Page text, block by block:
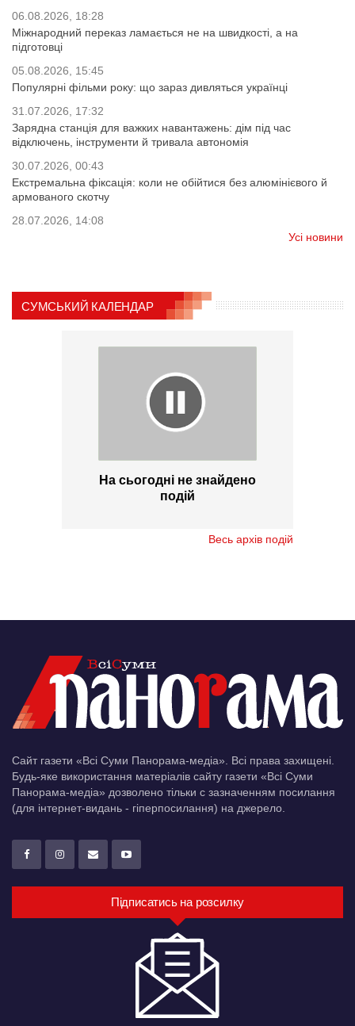
06.08.2026, 18:28
Міжнародний переказ ламається не на швидкості, а на
підготовці
05.08.2026, 15:45
Популярні фільми року: що зараз дивляться українці
31.07.2026, 17:32
Зарядна станція для важких навантажень: дім під час
відключень, інструменти й тривала автономія
30.07.2026, 00:43
Екстремальна фіксація: коли не обійтися без алюмінієвого й
армованого скотчу
28.07.2026, 14:08
Усі новини
СУМСЬКИЙ КАЛЕНДАР
На сьогодні не знайдено
подій
Весь архів подій
Сайт газети «Всі Суми Панорама-медіа». Всі права захищені.
Будь-яке використання матеріалів сайту газети «Всі Суми
Панорама-медіа» дозволено тільки c зазначенням посилання
(для інтернет-видань - гіперпосилання) на джерело.
Підписатись на розсилку